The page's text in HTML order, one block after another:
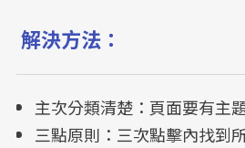
解決方法：
主次分類清楚：頁面要有主
三點原則：三次點擊內找到